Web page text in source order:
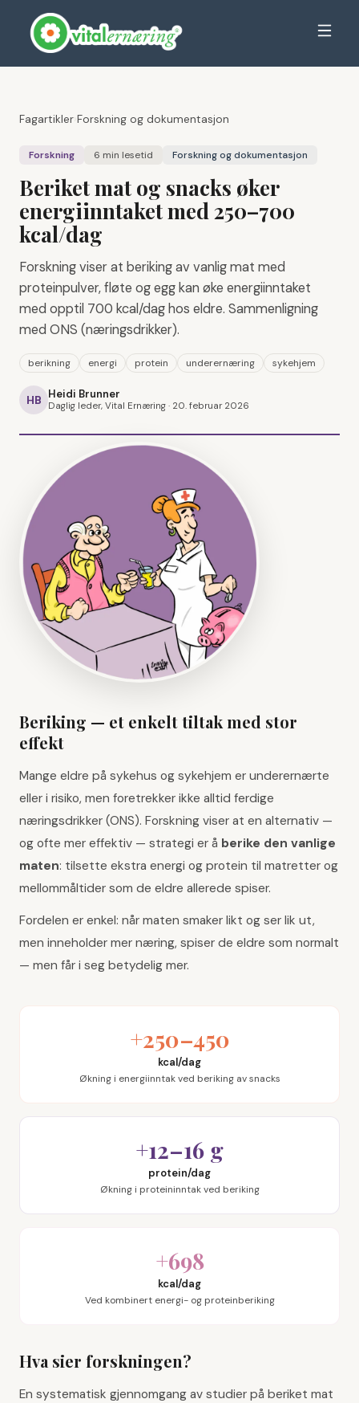
Fagartikler Forskning og dokumentasjon
Forskning 6 min lesetid Forskning og dokumentasjon
Beriket mat og snacks øker
energiinntaket med 250–700
kcal/dag
Forskning viser at beriking av vanlig mat med
proteinpulver, fløte og egg kan øke energiinntaket
med opptil 700 kcal/dag hos eldre. Sammenligning
med ONS (næringsdrikker).
berikning energi protein underernæring sykehjem
HB Heidi Brunner
Daglig leder, Vital Ernæring · 20. februar 2026
Beriking — et enkelt tiltak med stor
effekt
Mange eldre på sykehus og sykehjem er underernærte
eller i risiko, men foretrekker ikke alltid ferdige
næringsdrikker (ONS). Forskning viser at en alternativ —
og ofte mer effektiv — strategi er å berike den vanlige
maten: tilsette ekstra energi og protein til matretter og
mellommåltider som de eldre allerede spiser.
Fordelen er enkel: når maten smaker likt og ser lik ut,
men inneholder mer næring, spiser de eldre som normalt
— men får i seg betydelig mer.
+250–450
kcal/dag
Økning i energiinntak ved beriking av snacks
+12–16 g
protein/dag
Økning i proteininntak ved beriking
+698
kcal/dag
Ved kombinert energi- og proteinberiking
Hva sier forskningen?
En systematisk gjennomgang av studier på beriket mat